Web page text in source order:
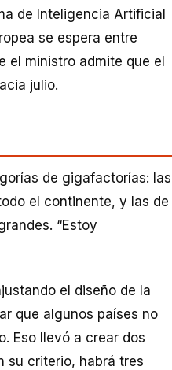
de Inteligencia Artificial
se espera entre
el ministro admite que el
julio.
de gigafactorías: las
el continente, y las de
“Estoy
el diseño de la
que algunos países no
Eso llevó a crear dos
su criterio, habrá tres